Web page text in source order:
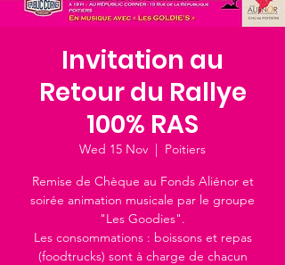
Invitation au
Retour du Rallye
100% RAS
Wed 15 Nov
  |
Poitiers
Remise de Chèque au Fonds Aliénor et
soirée animation musicale par le groupe
"Les Goodies".
Les consommations : boissons et repas
(foodtrucks) sont à charge de chacun